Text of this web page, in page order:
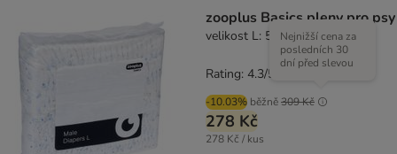
zooplus Basics pleny pro psy
velikost L: 57 - 72 cm, 50 kusů
-10.03% běžně309 Kč
Nejnižší cena za
posledních 30
dní před slevou
278 Kč
278 Kč / kus
Rating: 4.3/5